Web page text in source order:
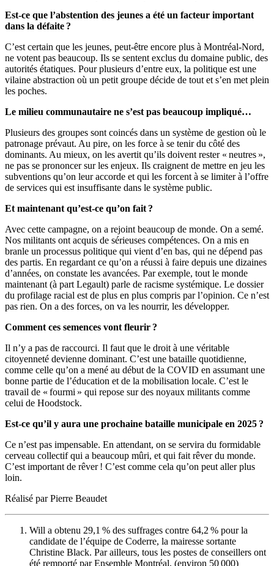
Est-ce que l’abstention des jeunes a été un facteur important
dans la défaite ?
C’est certain que les jeunes, peut-être encore plus à Montréal-Nord,
ne votent pas beaucoup. Ils se sentent exclus du domaine public, des
autorités étatiques. Pour plusieurs d’entre eux, la politique est une
vilaine abstraction où un petit groupe décide de tout et s’en met plein
les poches.
Le milieu communautaire ne s’est pas beaucoup impliqué…
Plusieurs des groupes sont coincés dans un système de gestion où le
patronage prévaut. Au pire, on les force à se tenir du côté des
dominants. Au mieux, on les avertit qu’ils doivent rester « neutres »,
ne pas se prononcer sur les enjeux. Ils craignent de mettre en jeu les
subventions qu’on leur accorde et qui les forcent à se limiter à l’offre
de services qui est insuffisante dans le système public.
Et maintenant qu’est-ce qu’on fait ?
Avec cette campagne, on a rejoint beaucoup de monde. On a semé.
Nos militants ont acquis de sérieuses compétences. On a mis en
branle un processus politique qui vient d’en bas, qui ne dépend pas
des partis. En regardant ce qu’on a réussi à faire depuis une dizaines
d’années, on constate les avancées. Par exemple, tout le monde
maintenant (à part Legault) parle de racisme systémique. Le dossier
du profilage racial est de plus en plus compris par l’opinion. Ce n’est
pas rien. On a des forces, on va les nourrir, les développer.
Comment ces semences vont fleurir ?
Il n’y a pas de raccourci. Il faut que le droit à une véritable
citoyenneté devienne dominant. C’est une bataille quotidienne,
comme celle qu’on a mené au début de la COVID en assumant une
bonne partie de l’éducation et de la mobilisation locale. C’est le
travail de « fourmi » qui repose sur des noyaux militants comme
celui de Hoodstock.
Est-ce qu’il y aura une prochaine bataille municipale en 2025 ?
Ce n’est pas impensable. En attendant, on se servira du formidable
cerveau collectif qui a beaucoup mûri, et qui fait rêver du monde.
C’est important de rêver ! C’est comme cela qu’on peut aller plus
loin.
Réalisé par Pierre Beaudet
Will a obtenu 29,1 % des suffrages contre 64,2 % pour la
candidate de l’équipe de Coderre, la mairesse sortante
Christine Black. Par ailleurs, tous les postes de conseillers ont
été remporté par Ensemble Montréal. (environ 50 000)